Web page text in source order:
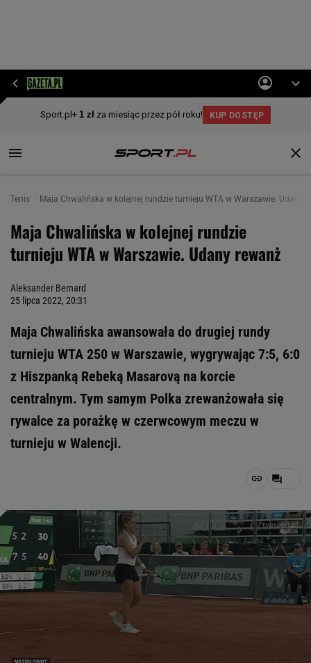
Tenis Maja Chwalińska w kolejnej rundzie turnieju WTA w Warszawie. Udany
Maja Chwalińska w kolejnej rundzie
turnieju WTA w Warszawie. Udany rewanż
Aleksander Bernard
25 lipca 2022, 20:31
Maja Chwalińska awansowała do drugiej rundy
turnieju WTA 250 w Warszawie, wygrywając 7:5, 6:0
z Hiszpanką Rebeką Masarovą na korcie
centralnym. Tym samym Polka zrewanżowała się
rywalce za porażkę w czerwcowym meczu w
turnieju w Walencji.